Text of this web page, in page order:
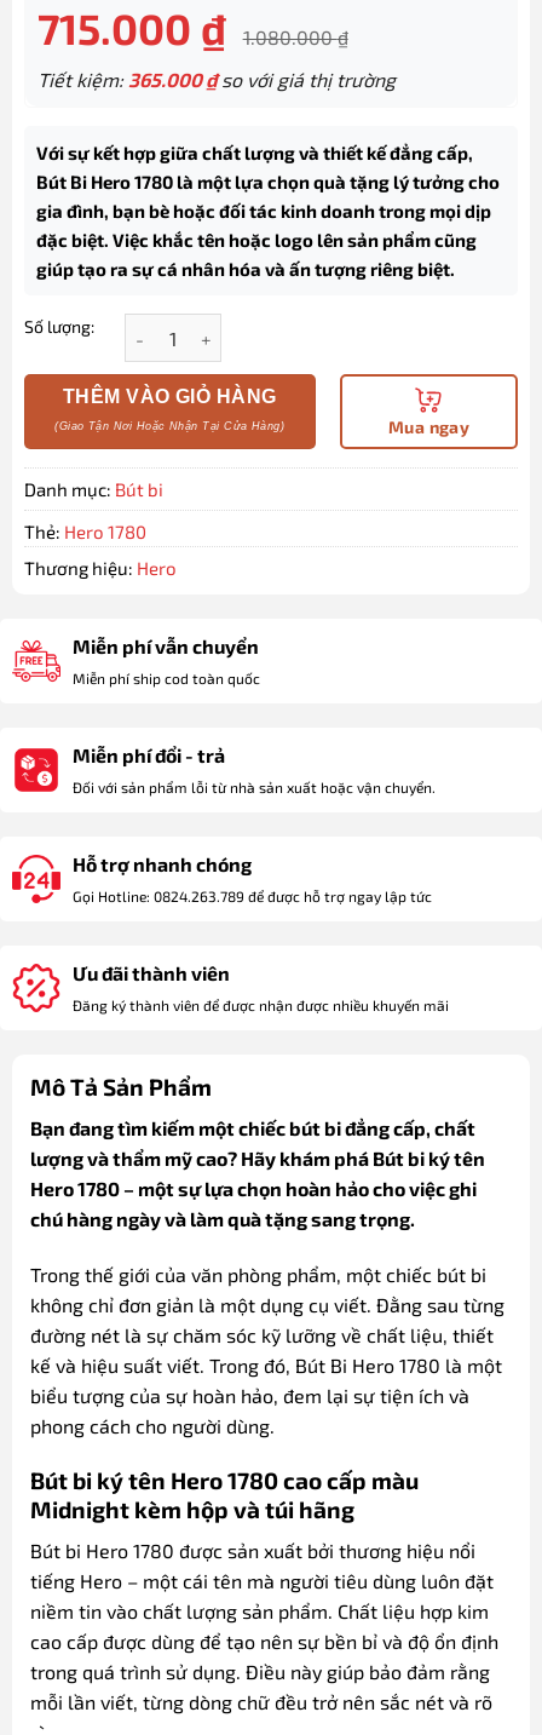
715.000 ₫ 1.080.000₫
Tiết kiệm: 365.000₫so với giá thị trường
Với sự kết hợp giữa chất lượng và thiết kế đẳng cấp,
Bút Bi Hero 1780 là một lựa chọn quà tặng lý tưởng cho
gia đình, bạn bè hoặc đối tác kinh doanh trong mọi dịp
đặc biệt. Việc khắc tên hoặc logo lên sản phẩm cũng
giúp tạo ra sự cá nhân hóa và ấn tượng riêng biệt.
Số lượng:
THÊM VÀO GIỎ HÀNG
Mua ngay
Danh mục: Bút bi
Thẻ: Hero 1780
Thương hiệu: Hero
Miễn phí vẫn chuyển
Miễn phí ship cod toàn quốc
Miễn phí đổi - trả
Đối với sản phẩm lỗi từ nhà sản xuất hoặc vận chuyển.
Hỗ trợ nhanh chóng
Gọi Hotline: 0824.263.789 để được hỗ trợ ngay lập tức
Ưu đãi thành viên
Đăng ký thành viên để được nhận được nhiều khuyến mãi
Mô Tả Sản Phẩm
Bạn đang tìm kiếm một chiếc bút bi đẳng cấp, chất
lượng và thẩm mỹ cao? Hãy khám phá Bút bi ký tên
Hero 1780 – một sự lựa chọn hoàn hảo cho việc ghi
chú hàng ngày và làm quà tặng sang trọng.
Trong thế giới của văn phòng phẩm, một chiếc bút bi
không chỉ đơn giản là một dụng cụ viết. Đằng sau từng
đường nét là sự chăm sóc kỹ lưỡng về chất liệu, thiết
kế và hiệu suất viết. Trong đó, Bút Bi Hero 1780 là một
biểu tượng của sự hoàn hảo, đem lại sự tiện ích và
phong cách cho người dùng.
Bút bi ký tên Hero 1780 cao cấp màu
Midnight kèm hộp và túi hãng
Bút bi Hero 1780 được sản xuất bởi thương hiệu nổi
tiếng Hero – một cái tên mà người tiêu dùng luôn đặt
niềm tin vào chất lượng sản phẩm. Chất liệu hợp kim
cao cấp được dùng để tạo nên sự bền bỉ và độ ổn định
trong quá trình sử dụng. Điều này giúp bảo đảm rằng
mỗi lần viết, từng dòng chữ đều trở nên sắc nét và rõ